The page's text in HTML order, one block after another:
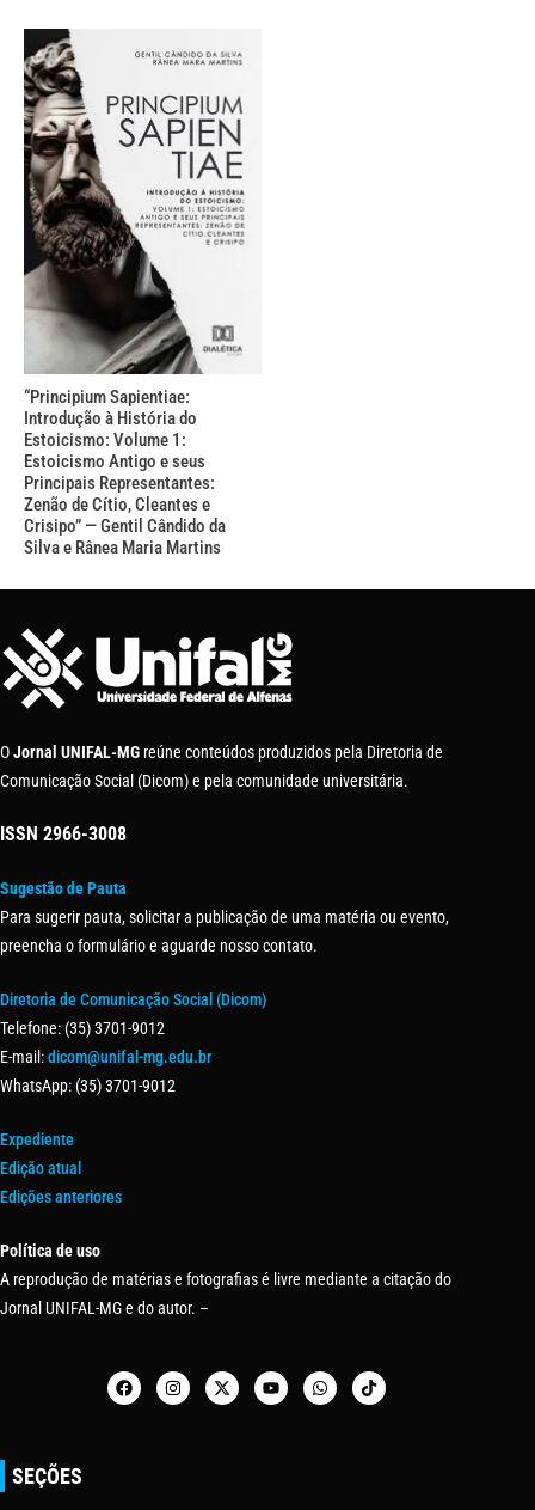
“Principium Sapientiae:
Introdução à História do
Estoicismo: Volume 1:
Estoicismo Antigo e seus
Principais Representantes:
Zenão de Cítio, Cleantes e
Crisipo” — Gentil Cândido da
Silva e Rânea Maria Martins
OJornal UNIFAL-MG reúne conteúdos produzidos pela Diretoria de
Comunicação Social (Dicom) e pela comunidade universitária.
ISSN 2966-3008
Sugestão de Pauta
Para sugerir pauta, solicitar a publicação de uma matéria ou evento,
preencha o formulário e aguarde nosso contato.
Diretoria de Comunicação Social (Dicom)
Telefone: (35) 3701-9012
E-mail:dicom@unifal-mg.edu.br
WhatsApp: (35) 3701-9012
Expediente
Edição atual
Edições anteriores
Política de uso
A reprodução de matérias e fotografias é livre mediante a citação do
Jornal UNIFAL-MG e do autor. –
SEÇÕES